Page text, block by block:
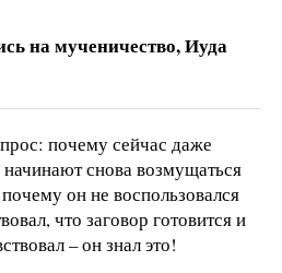
на мученичество, Иуда
почему сейчас даже
снова возмущаться
он не воспользовался
что заговор готовится и
– он знал это!